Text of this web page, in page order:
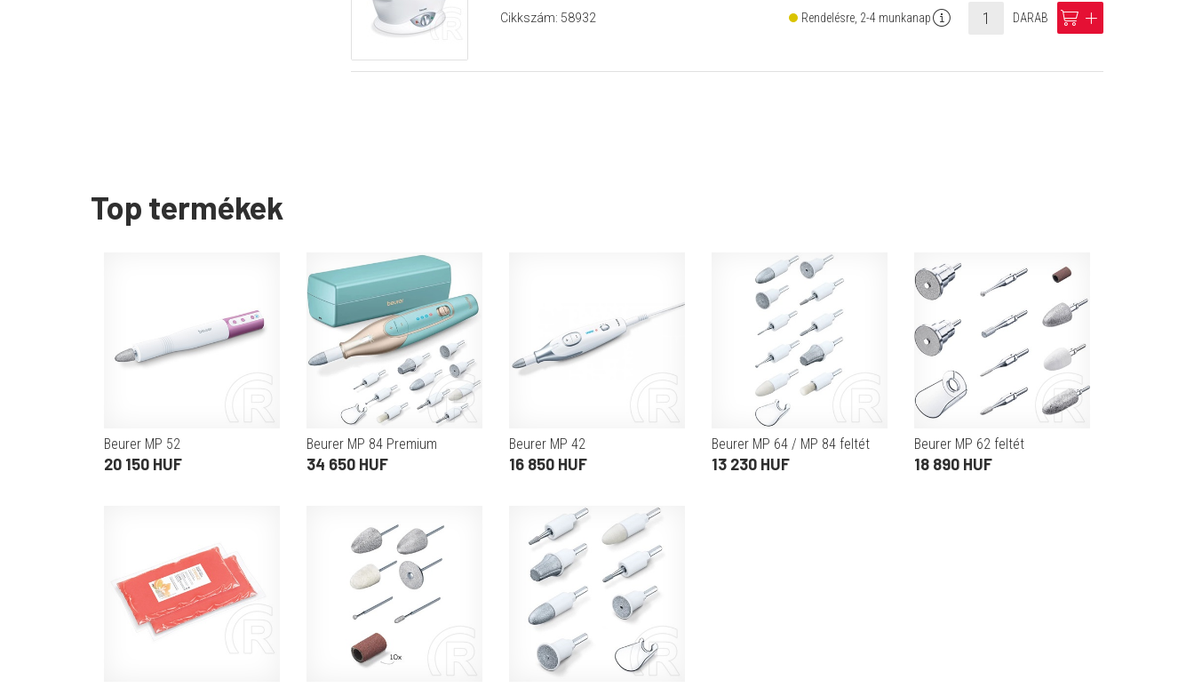
Cikkszám: 58932 Rendelésre, 2-4 munkanapinfo DARAB cart add
Top termékek
Beurer MP 52
20 150 HUF
Beurer MP 84 Premium
34 650 HUF
Beurer MP 42
16 850 HUF
Beurer MP 64 / MP 84 feltét
13 230 HUF
Beurer MP 62 feltét
18 890 HUF